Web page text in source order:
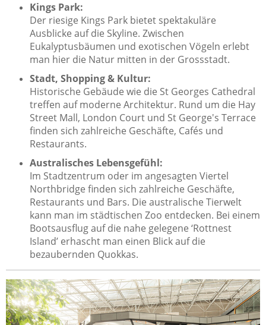
Kings Park:
Der riesige Kings Park bietet spektakuläre
Ausblicke auf die Skyline. Zwischen
Eukalyptusbäumen und exotischen Vögeln erlebt
man hier die Natur mitten in der Grossstadt.
Stadt, Shopping & Kultur:
Historische Gebäude wie die St Georges Cathedral
treffen auf moderne Architektur. Rund um die Hay
Street Mall, London Court und St George's Terrace
finden sich zahlreiche Geschäfte, Cafés und
Restaurants.
Australisches Lebensgefühl:
Im Stadtzentrum oder im angesagten Viertel
Northbridge finden sich zahlreiche Geschäfte,
Restaurants und Bars. Die australische Tierwelt
kann man im städtischen Zoo entdecken. Bei einem
Bootsausflug auf die nahe gelegene ‘Rottnest
Island’ erhascht man einen Blick auf die
bezaubernden Quokkas.